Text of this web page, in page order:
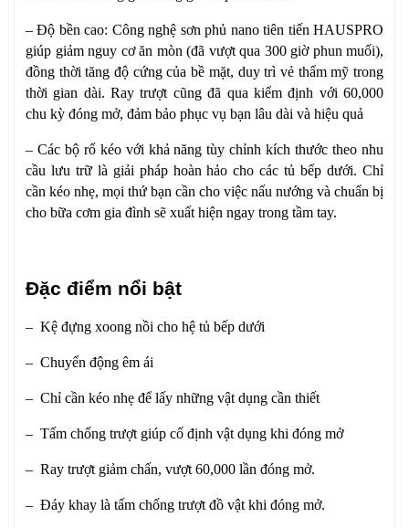
– Độ bền cao: Công nghệ sơn phủ nano tiên tiến HAUSPRO
giúp giảm nguy cơ ăn mòn (đã vượt qua 300 giờ phun muối),
đồng thời tăng độ cứng của bề mặt, duy trì vẻ thẩm mỹ trong
thời gian dài. Ray trượt cũng đã qua kiểm định với 60,000
chu kỳ đóng mở, đảm bảo phục vụ bạn lâu dài và hiệu quả
– Các bộ rổ kéo với khả năng tùy chỉnh kích thước theo nhu
cầu lưu trữ là giải pháp hoàn hảo cho các tủ bếp dưới. Chỉ
cần kéo nhẹ, mọi thứ bạn cần cho việc nấu nướng và chuẩn bị
cho bữa cơm gia đình sẽ xuất hiện ngay trong tầm tay.
Đặc điểm nổi bật
– Kệ đựng xoong nồi cho hệ tủ bếp dưới
– Chuyển động êm ái
– Chỉ cần kéo nhẹ để lấy những vật dụng cần thiết
– Tấm chống trượt giúp cố định vật dụng khi đóng mở
– Ray trượt giảm chấn, vượt 60,000 lần đóng mở.
– Đáy khay là tấm chống trượt đồ vật khi đóng mở.